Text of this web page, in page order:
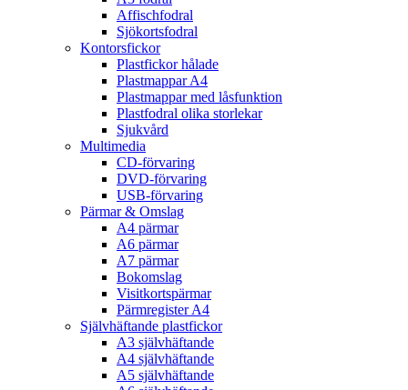
Affischfodral
Sjökortsfodral
Kontorsfickor
Plastfickor hålade
Plastmappar A4
Plastmappar med låsfunktion
Plastfodral olika storlekar
Sjukvård
Multimedia
CD-förvaring
DVD-förvaring
USB-förvaring
Pärmar & Omslag
A4 pärmar
A6 pärmar
A7 pärmar
Bokomslag
Visitkortspärmar
Pärmregister A4
Självhäftande plastfickor
A3 självhäftande
A4 självhäftande
A5 självhäftande